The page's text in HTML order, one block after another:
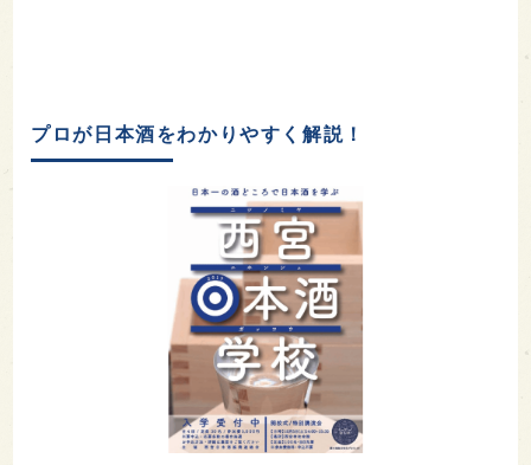
プロが日本酒をわかりやすく解説！